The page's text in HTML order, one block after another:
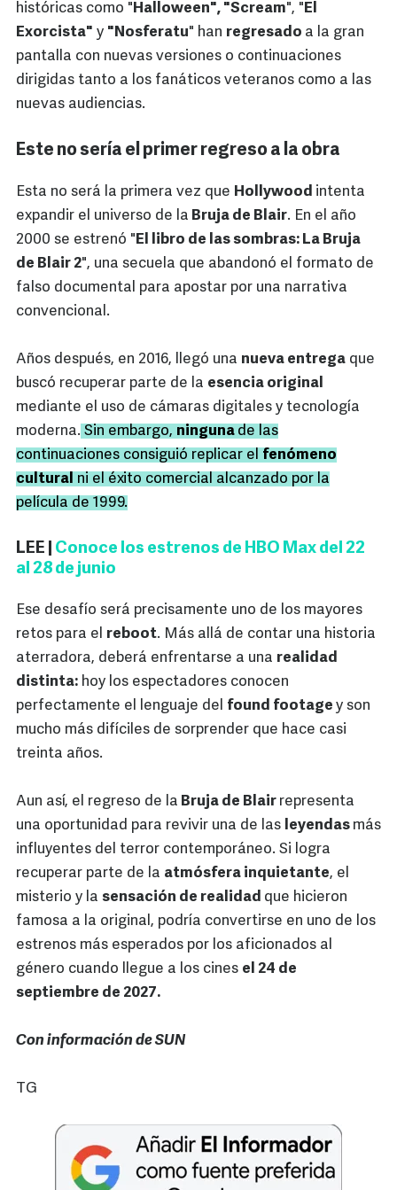
históricas como "Halloween", "Scream", "El
Exorcista" y "Nosferatu" han regresado a la gran
pantalla con nuevas versiones o continuaciones
dirigidas tanto a los fanáticos veteranos como a las
nuevas audiencias.
Este no sería el primer regreso a la obra
Esta no será la primera vez que Hollywood intenta
expandir el universo de la Bruja de Blair. En el año
2000 se estrenó "El libro de las sombras: La Bruja
de Blair 2", una secuela que abandonó el formato de
falso documental para apostar por una narrativa
convencional.
Años después, en 2016, llegó una nueva entrega que
buscó recuperar parte de la esencia original
mediante el uso de cámaras digitales y tecnología
moderna. Sin embargo, ninguna de las
continuaciones consiguió replicar el fenómeno
cultural ni el éxito comercial alcanzado por la
película de 1999.
LEE | Conoce los estrenos de HBO Max del 22
al 28 de junio
Ese desafío será precisamente uno de los mayores
retos para el reboot. Más allá de contar una historia
aterradora, deberá enfrentarse a una realidad
distinta: hoy los espectadores conocen
perfectamente el lenguaje del found footage y son
mucho más difíciles de sorprender que hace casi
treinta años.
Aun así, el regreso de la Bruja de Blair representa
una oportunidad para revivir una de las leyendas más
influyentes del terror contemporáneo. Si logra
recuperar parte de la atmósfera inquietante, el
misterio y la sensación de realidad que hicieron
famosa a la original, podría convertirse en uno de los
estrenos más esperados por los aficionados al
género cuando llegue a los cines el 24 de
septiembre de 2027.
Con información de SUN
TG